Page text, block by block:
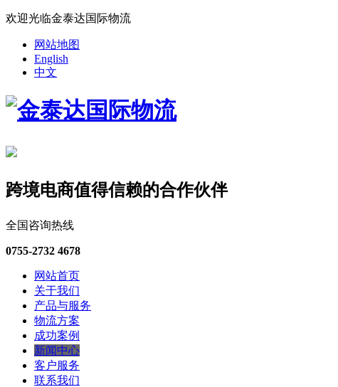
欢迎光临金泰达国际物流
网站地图
English
中文
跨境电商值得信赖的合作伙伴
全国咨询热线
0755-2732 4678
网站首页
关于我们
产品与服务
物流方案
成功案例
新闻中心
客户服务
联系我们